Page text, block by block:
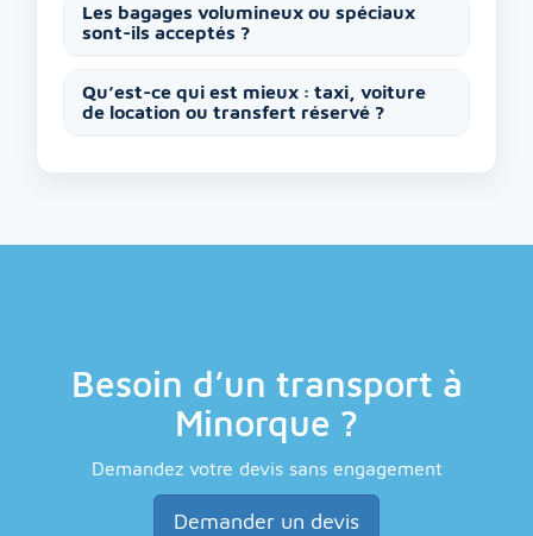
Les bagages volumineux ou spéciaux
sont-ils acceptés ?
Qu’est-ce qui est mieux : taxi, voiture
de location ou transfert réservé ?
Besoin d’un transport à
Minorque ?
Demandez votre devis sans engagement
Demander un devis